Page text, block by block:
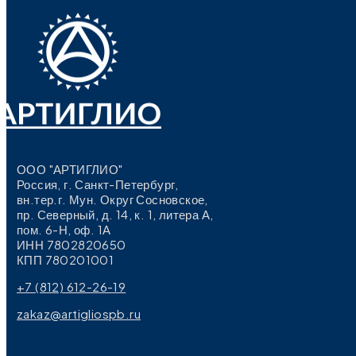
ООО "АРТИГЛИО"
Россия, г. Санкт-Петербург,
вн.тер.г. Мун. Округ Сосновское,
пр. Северный, д. 14, к. 1, литера А,
пом. 6-Н, оф. 1А
ИНН 7802820650
КПП 780201001
+7 (812) 612-26-19
zakaz@artigliospb.ru